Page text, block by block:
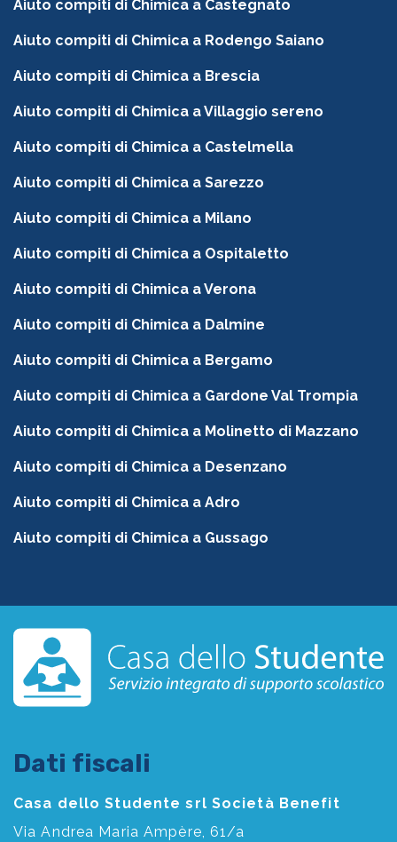
Aiuto compiti di Chimica a Castegnato
Aiuto compiti di Chimica a Rodengo Saiano
Aiuto compiti di Chimica a Brescia
Aiuto compiti di Chimica a Villaggio sereno
Aiuto compiti di Chimica a Castelmella
Aiuto compiti di Chimica a Sarezzo
Aiuto compiti di Chimica a Milano
Aiuto compiti di Chimica a Ospitaletto
Aiuto compiti di Chimica a Verona
Aiuto compiti di Chimica a Dalmine
Aiuto compiti di Chimica a Bergamo
Aiuto compiti di Chimica a Gardone Val Trompia
Aiuto compiti di Chimica a Molinetto di Mazzano
Aiuto compiti di Chimica a Desenzano
Aiuto compiti di Chimica a Adro
Aiuto compiti di Chimica a Gussago
Dati fiscali
Casa dello Studente srl Società Benefit
Via Andrea Maria Ampère, 61/a